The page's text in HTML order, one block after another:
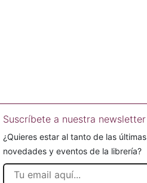
Suscríbete a nuestra newsletter
¿Quieres estar al tanto de las últimas
novedades y eventos de la librería?